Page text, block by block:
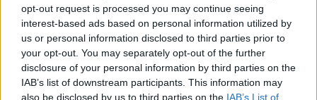
opt-out request is processed you may continue seeing
interest-based ads based on personal information utilized by
us or personal information disclosed to third parties prior to
your opt-out. You may separately opt-out of the further
disclosure of your personal information by third parties on the
IAB’s list of downstream participants. This information may
also be disclosed by us to third parties on the IAB’s List of